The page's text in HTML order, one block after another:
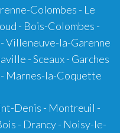
Colombes - Le
- Bois-Colombes -
Villeneuve-la-Garenne
- Sceaux - Garches
Marnes-la-Coquette
Denis - Montreuil -
- Drancy - Noisy-le-